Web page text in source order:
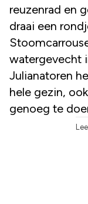
reuzenrad en
draai een
watergevecht
Julianatoren
hele gezin,
genoeg te